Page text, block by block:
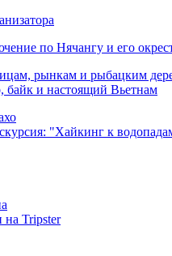
по Нячангу и его
рынкам и рыбацким
байк и настоящий Вьетнам